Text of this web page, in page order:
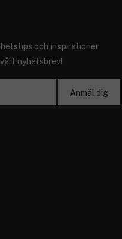
och inspirationer
nyhetsbrev!
Anmäl dig